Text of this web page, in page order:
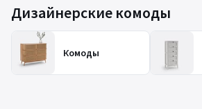
Дизайнерские комоды
Комоды